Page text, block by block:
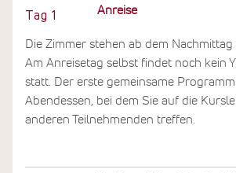
Tag 1 Anreise
Die Zimmer stehen ab dem Nachmittag
Am Anreisetag selbst findet noch kein
statt. Der erste gemeinsame
Abendessen, bei dem Sie auf die
anderen Teilnehmenden treffen.